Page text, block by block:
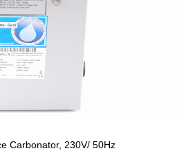
Carbonator, 230V/ 50Hz